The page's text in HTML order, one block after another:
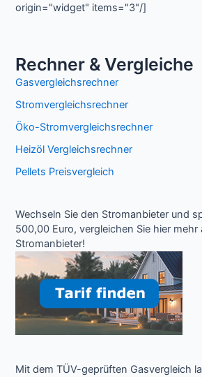
origin="widget" items="3"/]
Rechner & Vergleiche
Gasvergleichsrechner
Stromvergleichsrechner
Öko-Stromvergleichsrechner
Heizöl Vergleichsrechner
Pellets Preisvergleich
Wechseln Sie den Stromanbieter und
500,00 Euro, vergleichen Sie hier mehr
Stromanbieter!
Mit dem TÜV-geprüften Gasvergleich